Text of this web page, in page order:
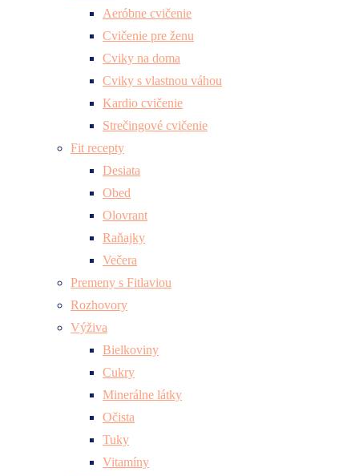
Aeróbne cvičenie
Cvičenie pre ženu
Cviky na doma
Cviky s vlastnou váhou
Kardio cvičenie
Strečingové cvičenie
Fit recepty
Desiata
Obed
Olovrant
Raňajky
Večera
Premeny s Fitlaviou
Rozhovory
Výživa
Bielkoviny
Cukry
Minerálne látky
Očista
Tuky
Vitamíny